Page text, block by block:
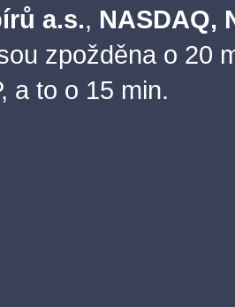
a.s., NASDAQ,
zpožděna o 20
a to o 15 min.